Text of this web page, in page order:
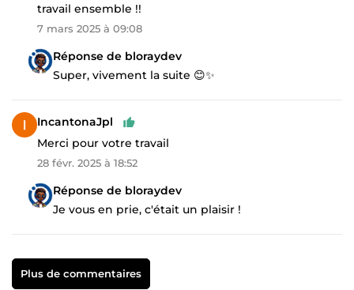
travail ensemble !!
7 mars 2025 à 09:08
Réponse de bloraydev
Super, vivement la suite 😊✨
IncantonaJpl
Merci pour votre travail
28 févr. 2025 à 18:52
Réponse de bloraydev
Je vous en prie, c'était un plaisir !
Plus de commentaires